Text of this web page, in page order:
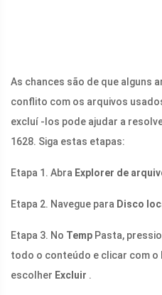
As chances são de que alguns
conflito com os arquivos
excluí -los pode ajudar a
1628. Siga estas etapas:
Etapa 1. Abra Explorer de
Etapa 2. Navegue para Disco
Etapa 3. No Temp Pasta,
todo o conteúdo e clicar com
escolher Excluir .